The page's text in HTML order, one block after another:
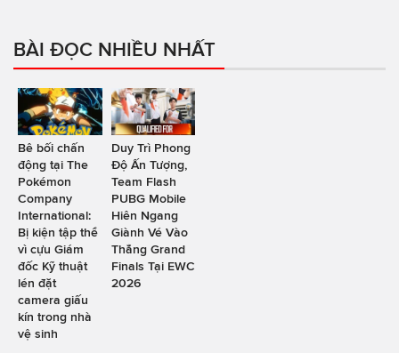
BÀI ĐỌC NHIỀU NHẤT
Bê bối chấn
động tại The
Pokémon
Company
International:
Bị kiện tập thể
vì cựu Giám
đốc Kỹ thuật
lén đặt
camera giấu
kín trong nhà
vệ sinh
Duy Trì Phong
Độ Ấn Tượng,
Team Flash
PUBG Mobile
Hiên Ngang
Giành Vé Vào
Thẳng Grand
Finals Tại EWC
2026